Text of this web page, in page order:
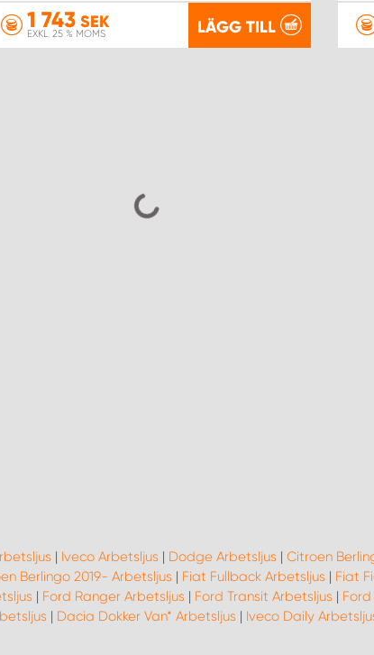
1 743SEK
EXKL. 25 % MOMS LÄGG TILL
| Iveco Arbetsljus | Dodge Arbetsljus | Citroen
Berlingo 2019- Arbetsljus | Fiat Fullback Arbetsljus | Fiat
| Ford Ranger Arbetsljus | Ford Transit Arbetsljus |
| Dacia Dokker Van* Arbetsljus | Iveco Daily